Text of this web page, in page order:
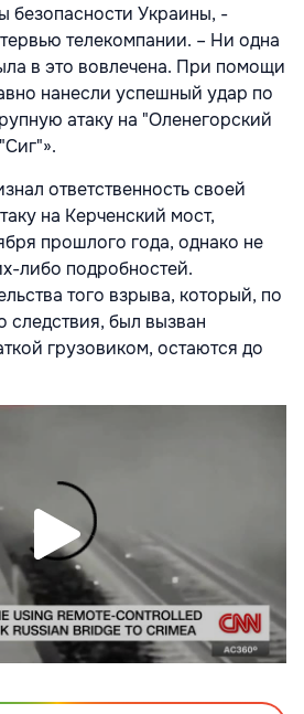
безопасности Украины, -
телекомпании. – Ни одна
в это вовлечена. При помощи
нанесли успешный удар по
атаку на "Оленегорский
ответственность своей
на Керченский мост,
прошлого года, однако не
либо подробностей.
того взрыва, который, по
следствия, был вызван
грузовиком, остаются до